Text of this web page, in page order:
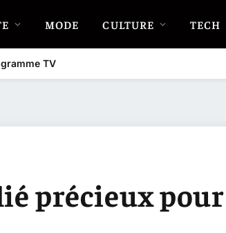
MODE CULTURE TECH
TV
précieux pour